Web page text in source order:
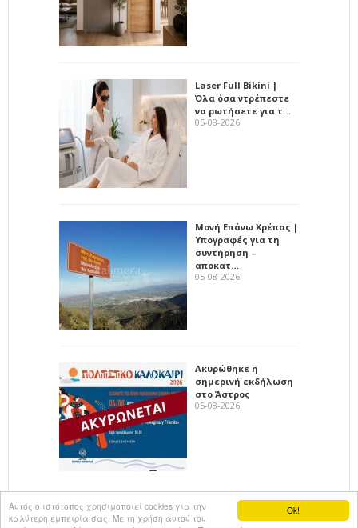
Ok!
Αυτός ο ιστότοπος χρησιμοποιεί cookies για την
καλύτερη εμπειρία σας. Με τη χρήση αυτού του
Laser Full Bikini |
Όλα όσα ντρέπεστε
να ρωτήσετε για τ…
05-08-2026
Μονή Επάνω Χρέπας |
Υπογραφές για τη
συντήρηση –
αποκατ…
05-08-2026
Ακυρώθηκε η
σημερινή εκδήλωση
στο Άστρος
05-08-2026
All rights reservedKalimeraArkadia